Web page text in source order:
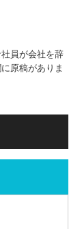
社員が会社を辞
原稿がありま